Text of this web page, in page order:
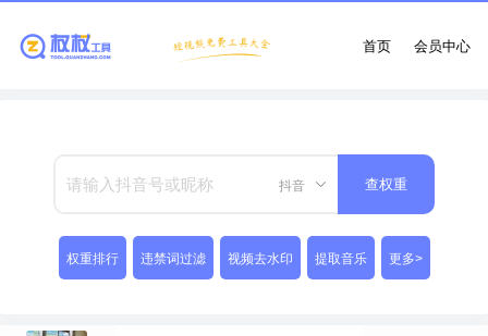
会员中心
首页
抖音 查权重
权重排行 违禁词过滤 视频去水印 提取音乐 更多>